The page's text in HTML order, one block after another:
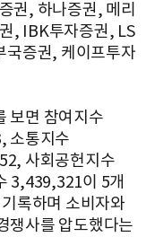
권, 하나증권, 메리
, IBK투자증권, LS
국증권, 케이프투자
보면 참여지수
소통지수
사회공헌지수
3,439,321이 5개
록하며 소비자와
쟁사를 압도했다는